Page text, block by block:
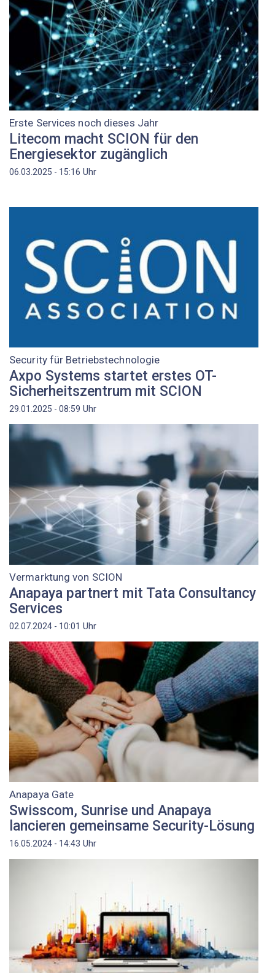
Erste Services noch dieses Jahr
Litecom macht SCION für den
Energiesektor zugänglich
06.03.2025 - 15:16 Uhr
Security für Betriebstechnologie
Axpo Systems startet erstes OT-
Sicherheitszentrum mit SCION
29.01.2025 - 08:59 Uhr
Vermarktung von SCION
Anapaya partnert mit Tata Consultancy
Services
02.07.2024 - 10:01 Uhr
Anapaya Gate
Swisscom, Sunrise und Anapaya
lancieren gemeinsame Security-Lösung
16.05.2024 - 14:43 Uhr